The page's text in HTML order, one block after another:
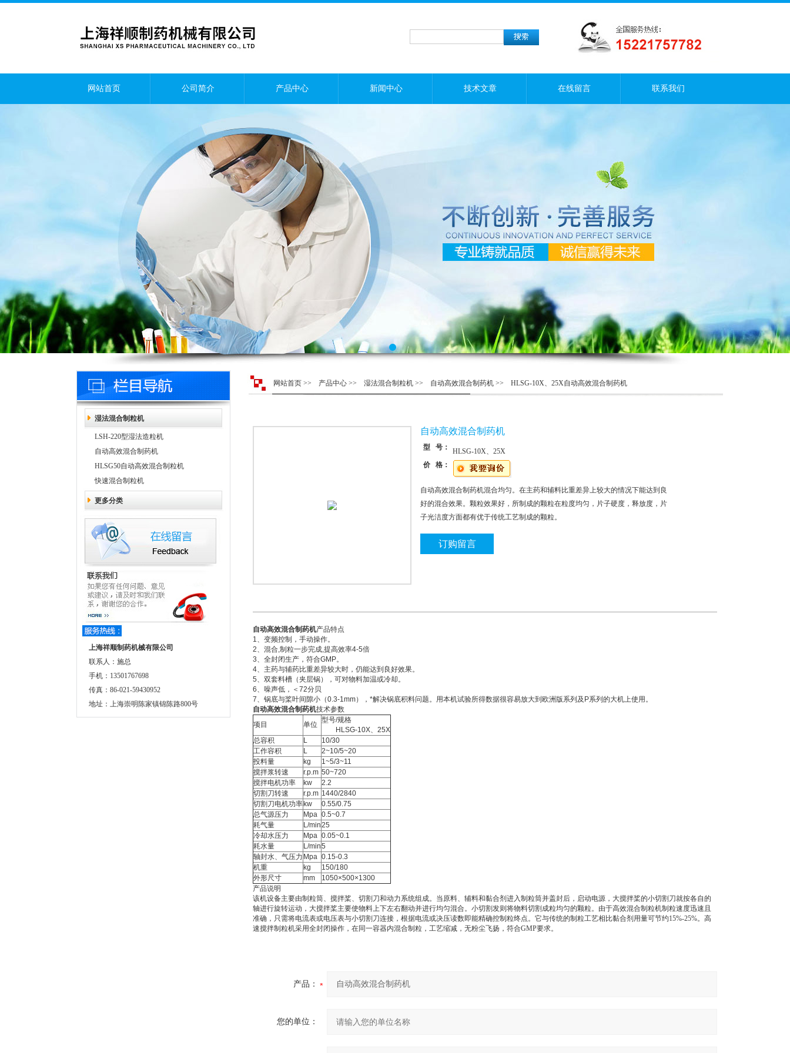
网站首页 公司简介 产品中心 新闻中心 技术文章 在线留言 联系我们
湿法混合制粒机
LSH-220型湿法造粒机
自动高效混合制药机
HLSG50自动高效混合制粒机
快速混合制粒机
更多分类
上海祥顺制药机械有限公司
联系人：施总
手机：13501767698
传真：86-021-59430952
地址：上海崇明陈家镇锦陈路800号
网站首页 >> 产品中心 >> 湿法混合制粒机 >> 自动高效混合制药机 >> HLSG-10X、25X自动高效混合制药机
自动高效混合制药机
型 号：
HLSG-10X、25X
价 格：
自动高效混合制药机混合均匀。在主药和辅料比重差异上较大的情况下能达到良
好的混合效果。颗粒效果好，所制成的颗粒在粒度均匀，片子硬度，释放度，片
子光洁度方面都有优于传统工艺制成的颗粒。
订购留言
自动高效混合制药机产品特点
1、变频控制，手动操作。
2、混合,制粒一步完成,提高效率4-5倍
3、全封闭生产，符合GMP。
4、主药与辅药比重差异较大时，仍能达到良好效果。
5、双套料槽（夹层锅），可对物料加温或冷却。
6、噪声低，＜72分贝
7、锅底与桨叶间隙小（0.3-1mm），*解决锅底积料问题。用本机试验所得数据很容易放大到欧洲版系列及P系列的大机上使用。
自动高效混合制药机技术参数
项目
单位
型号/规格
HLSG-10X、25X
总容积
L
10/30
工作容积
L
2~10/5~20
投料量
kg
1~5/3~11
搅拌浆转速
r.p.m 50~720
搅拌电机功率
kw
2.2
切割刀转速
r.p.m 1440/2840
切割刀电机功率 kw
0.55/0.75
总气源压力
Mpa 0.5~0.7
耗气量
L/min25
冷却水压力
Mpa 0.05~0.1
耗水量
L/min5
轴封水、气压力 Mpa 0.15-0.3
机重
kg
150/180
外形尺寸
mm
1050×500×1300
产品说明
该机设备主要由制粒筒、搅拌桨、切割刀和动力系统组成。当原料、辅料和黏合剂进入制粒筒并盖封后，启动电源，大搅拌桨的小切割刀就按各自的
轴进行旋转运动，大搅拌桨主要使物料上下左右翻动并进行均匀混合。小切割发则将物料切割成粒均匀的颗粒。由于高效混合制粒机制粒速度迅速且
准确，只需将电流表或电压表与小切割刀连接，根据电流或决压读数即能精确控制粒终点。它与传统的制粒工艺相比黏合剂用量可节约15%-25%。高
速搅拌制粒机采用全封闭操作，在同一容器内混合制粒，工艺缩减，无粉尘飞扬，符合GMP要求。
产品：
您的单位：